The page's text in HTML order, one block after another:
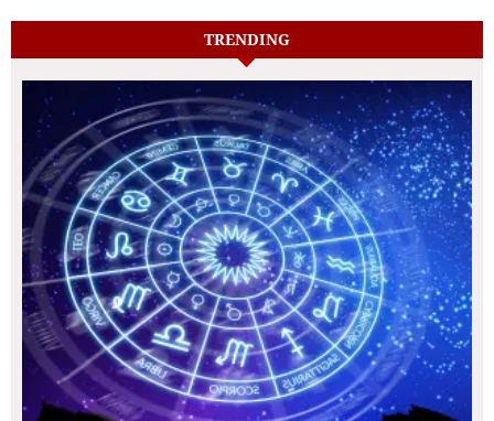
TRENDING